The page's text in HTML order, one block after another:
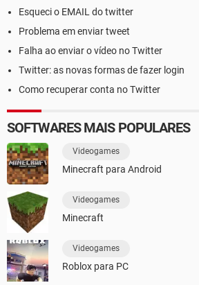
Esqueci o EMAIL do twitter
Problema em enviar tweet
Falha ao enviar o vídeo no Twitter
Twitter: as novas formas de fazer login
Como recuperar conta no Twitter
SOFTWARES MAIS POPULARES
Videogames
Minecraft para Android
Videogames
Minecraft
Videogames
Roblox para PC